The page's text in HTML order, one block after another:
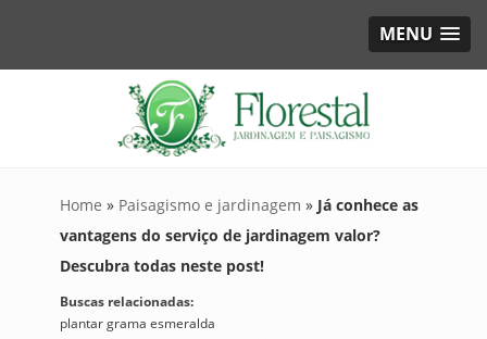
MENU
Home » Paisagismo e jardinagem » Já conhece as
vantagens do serviço de jardinagem valor?
Descubra todas neste post!
Buscas relacionadas:
plantar grama esmeralda